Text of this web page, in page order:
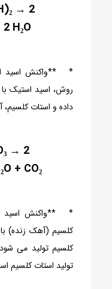
→
H₂O
* **واکنش اسید
روش، اسید استیک
داده و استات
→
+ CO₂
* **واکنش اسید
کلسیم (آهک زنده)
کلسیم تولید می
تولید استات کلسیم